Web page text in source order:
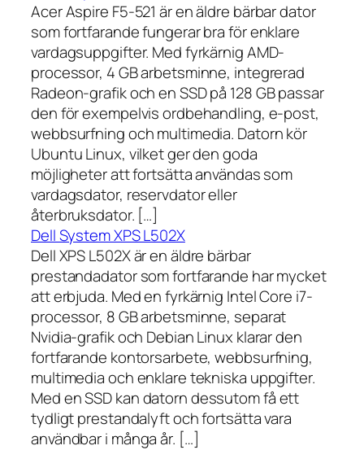
Acer Aspire F5-521 är en äldre bärbar dator
som fortfarande fungerar bra för enklare
vardagsuppgifter. Med fyrkärnig AMD-
processor, 4 GB arbetsminne, integrerad
Radeon-grafik och en SSD på 128 GB passar
den för exempelvis ordbehandling, e-post,
webbsurfning och multimedia. Datorn kör
Ubuntu Linux, vilket ger den goda
möjligheter att fortsätta användas som
vardagsdator, reservdator eller
återbruksdator. […]
Dell System XPS L502X
Dell XPS L502X är en äldre bärbar
prestandadator som fortfarande har mycket
att erbjuda. Med en fyrkärnig Intel Core i7-
processor, 8 GB arbetsminne, separat
Nvidia-grafik och Debian Linux klarar den
fortfarande kontorsarbete, webbsurfning,
multimedia och enklare tekniska uppgifter.
Med en SSD kan datorn dessutom få ett
tydligt prestandalyft och fortsätta vara
användbar i många år. […]